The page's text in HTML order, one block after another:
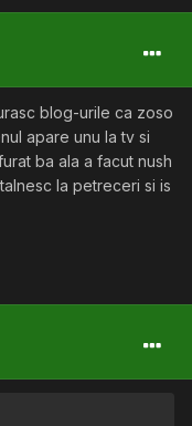
blog-urile ca zoso
apare unu la tv si
ba ala a facut nush
la petreceri si is